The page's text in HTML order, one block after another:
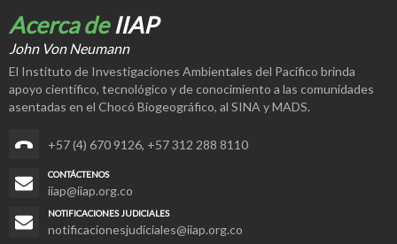
Acerca deIIAP
John Von Neumann
El Instituto de Investigaciones Ambientales del Pacífico brinda
apoyo científico, tecnológico y de conocimiento a las comunidades
asentadas en el Chocó Biogeográfico, al SINA y MADS.
+57 (4) 670 9126, +57 312 288 8110
CONTÁCTENOS
iiap@iiap.org.co
NOTIFICACIONES JUDICIALES
notificacionesjudiciales@iiap.org.co